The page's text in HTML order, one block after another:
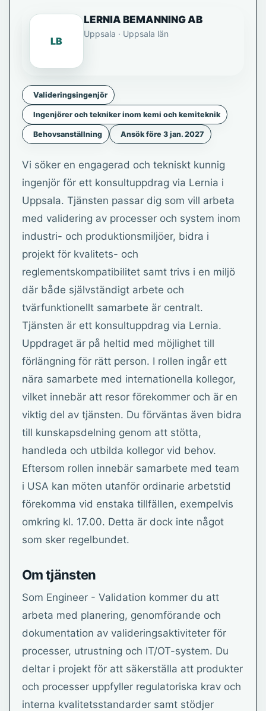
LB
LERNIA BEMANNING AB
Uppsala · Uppsala län
Valideringsingenjör
Ingenjörer och tekniker inom kemi och kemiteknik
Behovsanställning Ansök före 3 jan. 2027
Vi söker en engagerad och tekniskt kunnig
ingenjör för ett konsultuppdrag via Lernia i
Uppsala. Tjänsten passar dig som vill arbeta
med validering av processer och system inom
industri- och produktionsmiljöer, bidra i
projekt för kvalitets- och
reglementskompatibilitet samt trivs i en miljö
där både självständigt arbete och
tvärfunktionellt samarbete är centralt.
Tjänsten är ett konsultuppdrag via Lernia.
Uppdraget är på heltid med möjlighet till
förlängning för rätt person. I rollen ingår ett
nära samarbete med internationella kollegor,
vilket innebär att resor förekommer och är en
viktig del av tjänsten. Du förväntas även bidra
till kunskapsdelning genom att stötta,
handleda och utbilda kollegor vid behov.
Eftersom rollen innebär samarbete med team
i USA kan möten utanför ordinarie arbetstid
förekomma vid enstaka tillfällen, exempelvis
omkring kl. 17.00. Detta är dock inte något
som sker regelbundet.
Om tjänsten
Som Engineer - Validation kommer du att
arbeta med planering, genomförande och
dokumentation av valideringsaktiviteter för
processer, utrustning och IT/OT-system. Du
deltar i projekt för att säkerställa att produkter
och processer uppfyller regulatoriska krav och
interna kvalitetsstandarder samt stödjer